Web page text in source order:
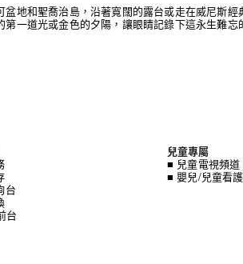
盆地和聖喬治島，沿著寬闊的露台或走在威尼斯經
第一道光或金色的夕陽，讓眼睛記錄下這永生難忘
台
台
兒童專屬
■ 兒童電視頻道
■ 嬰兒/兒童看